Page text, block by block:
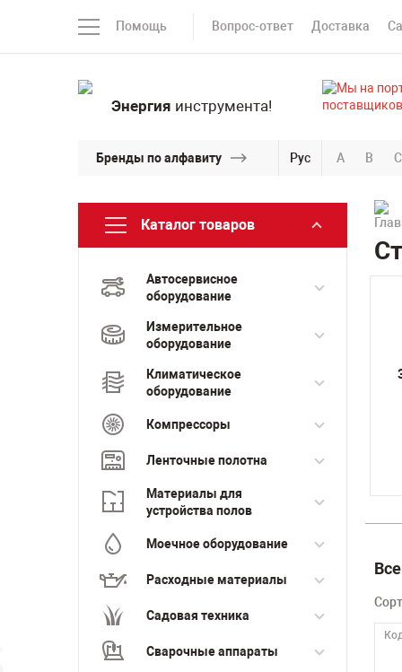
Помощь Вопрос-ответ Доставка
Энергия инструмента!
Бренды по алфавиту Рус A B C
Каталог товаров
Автосервисное
оборудование
Измерительное
оборудование
Климатическое
оборудование
Компрессоры
Ленточные полотна
Материалы для
устройства полов
Моечное оборудование
Расходные материалы
Садовая техника
Сварочные аппараты